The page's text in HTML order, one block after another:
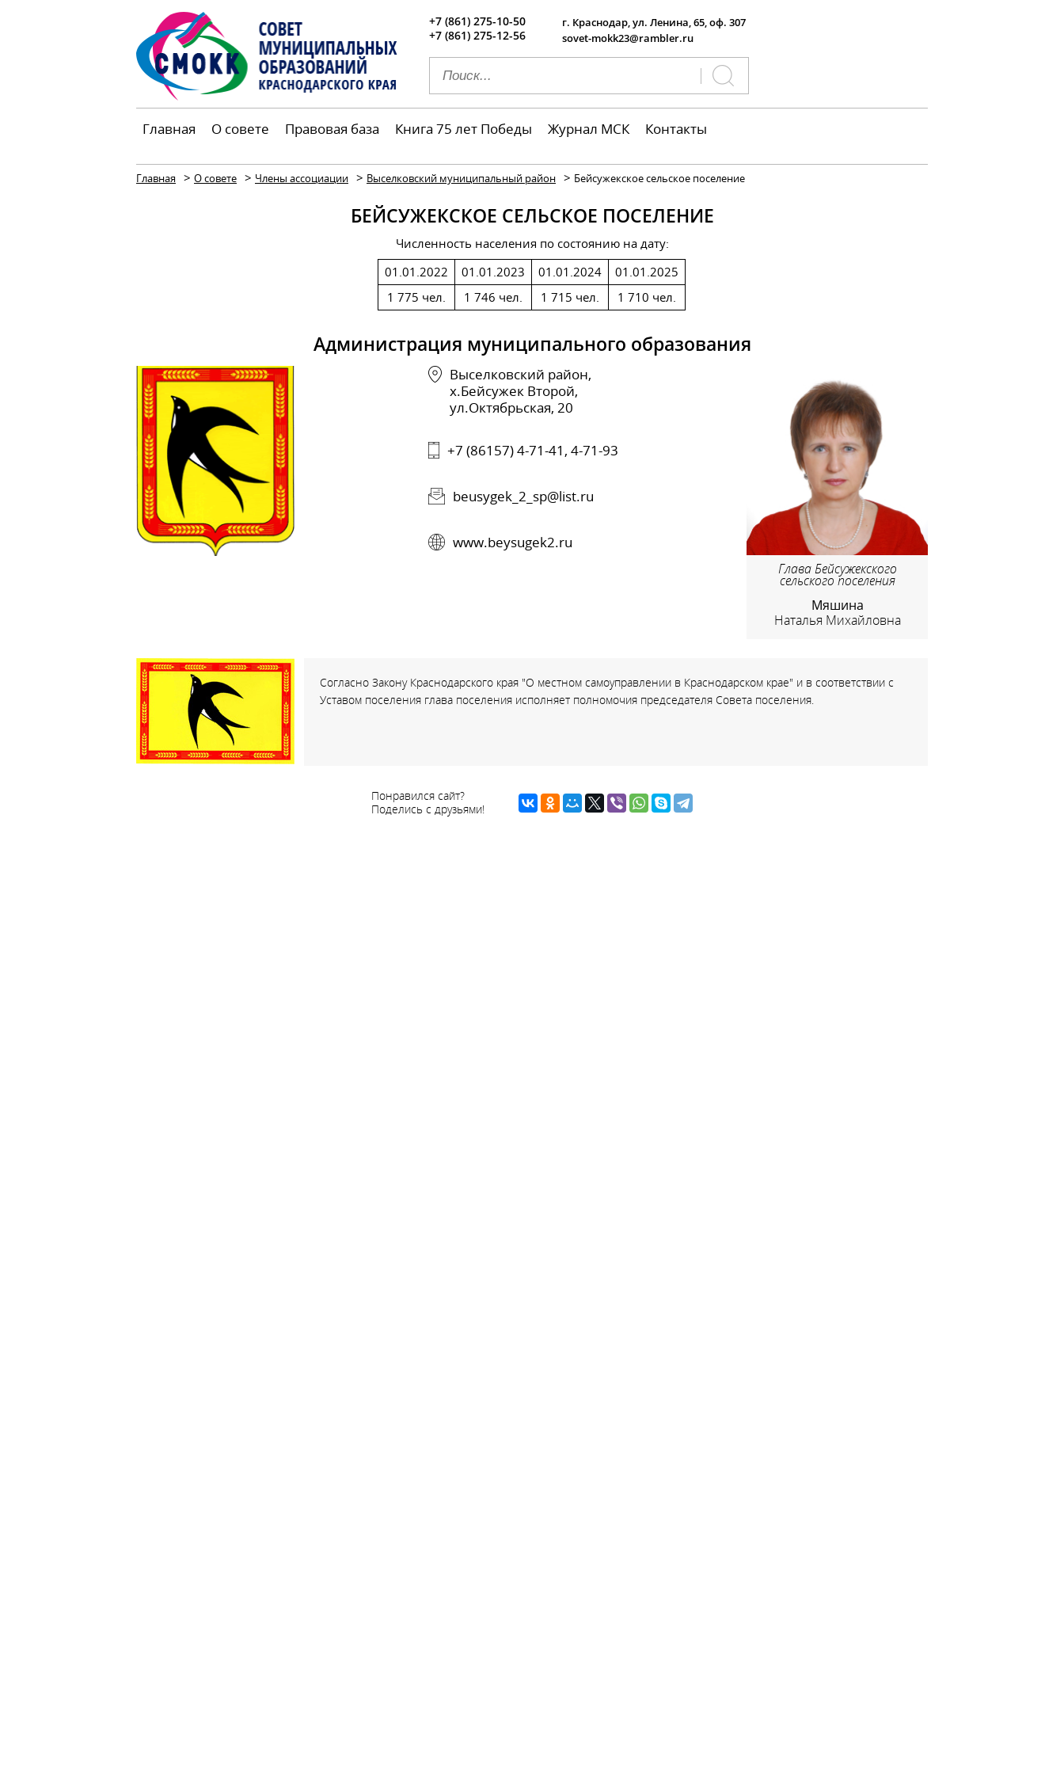
+7 (861) 275-10-50
+7 (861) 275-12-56
г. Краснодар, ул. Ленина, 65, оф. 307
sovet-mokk23@rambler.ru
Главная О совете Правовая база Книга 75 лет Победы Журнал МСК Контакты
Главная > О совете > Члены ассоциации > Выселковский муниципальный район > Бейсужекское сельское поселение
БЕЙСУЖЕКСКОЕ СЕЛЬСКОЕ ПОСЕЛЕНИЕ
Численность населения по состоянию на дату:
01.01.2022
1 775 чел.
01.01.2023
1 746 чел.
01.01.2024
1 715 чел.
01.01.2025
1 710 чел.
Администрация муниципального образования
Выселковский район,
х.Бейсужек Второй,
ул.Октябрьская, 20
+7 (86157) 4-71-41, 4-71-93
beusygek_2_sp@list.ru
www.beysugek2.ru
Глава Бейсужекского
сельского поселения
Мяшина
Наталья Михайловна
Согласно Закону Краснодарского края "О местном самоуправлении в Краснодарском крае" и в соответствии с
Уставом поселения глава поселения исполняет полномочия председателя Совета поселения.
Понравился сайт?
Поделись с друзьями!